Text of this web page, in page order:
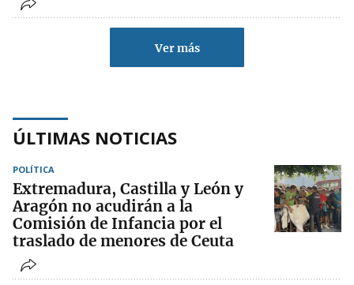
Ver más
ÚLTIMAS NOTICIAS
POLÍTICA
Extremadura, Castilla y León y
Aragón no acudirán a la
Comisión de Infancia por el
traslado de menores de Ceuta